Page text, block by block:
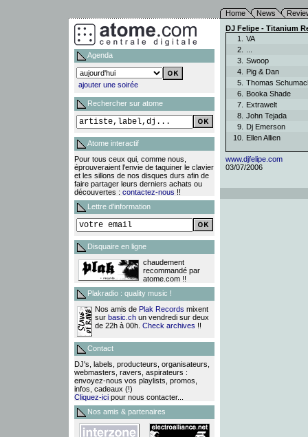
Home News
Agenda
ajouter une soirée
Rechercher sur atome
Atome interactif
Pour tous ceux qui, comme nous,
éprouveraient l'envie de taquiner le clavier
et les sillons de nos disques durs afin de
faire partager leurs derniers achats ou
découvertes : contactez-nous !!
Lettre d'information
Disquaire en ligne
chaudement
recommandé par
atome.com !!
Plakradio : quality music !
Nos amis de Plak Records mixent
sur basic.ch un vendredi sur deux
de 22h à 00h. Check archives !!
Contact
DJ's, labels, producteurs, organisateurs,
webmasters, ravers, aspirateurs :
envoyez-nous vos playlists, promos,
infos, cadeaux (!)
Cliquez-ici pour nous contacter...
Nos amis & partenaires
DJ Felipe - Titanium
1.
VA
2.
3. Swoop
4.
Pig & Dan
5. Thomas
6.
Booka Shade
7.
Extrawelt
8. John Tejada
9.
Dj Emerson
10.
Ellen Allien
www.djfelipe.com
03/07/2006